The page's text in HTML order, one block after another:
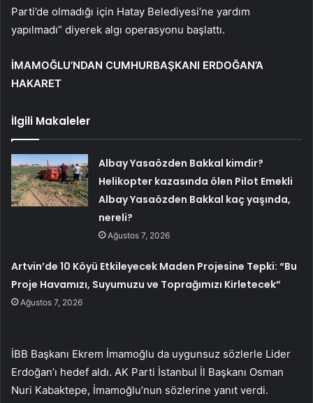
Parti’de olmadığı için Hatay Belediyesi’ne yardım
yapılmadı” diyerek algı operasyonu başlattı.
İMAMOĞLU’NDAN CUMHURBAŞKANI ERDOĞAN’A
HAKARET
İlgili Makaleler
Albay Yasaözden Bakkal kimdir?
Helikopter kazasında ölen Pilot Emekli
Albay Yasaözden Bakkal kaç yaşında,
nereli?
Ağustos 7, 2026
Artvin’de 10 Köyü Etkileyecek Maden Projesine Tepki: “Bu
Proje Havamızı, Suyumuzu ve Toprağımızı Kirletecek”
Ağustos 7, 2026
İBB Başkanı Ekrem İmamoğlu da uygunsuz sözlerle Lider
Erdoğan’ı hedef aldı. AK Parti İstanbul İl Başkanı Osman
Nuri Kabaktepe, İmamoğlu’nun sözlerine yanıt verdi.